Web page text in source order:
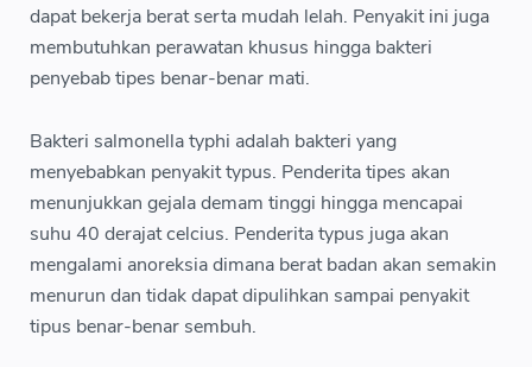
dapat bekerja berat serta mudah lelah. Penyakit ini juga
membutuhkan perawatan khusus hingga bakteri
penyebab tipes benar-benar mati.
Bakteri salmonella typhi adalah bakteri yang
menyebabkan penyakit typus. Penderita tipes akan
menunjukkan gejala demam tinggi hingga mencapai
suhu 40 derajat celcius. Penderita typus juga akan
mengalami anoreksia dimana berat badan akan semakin
menurun dan tidak dapat dipulihkan sampai penyakit
tipus benar-benar sembuh.